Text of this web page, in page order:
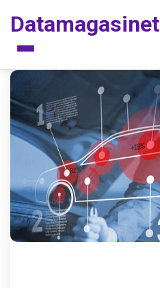
Datamagasinet
Meny